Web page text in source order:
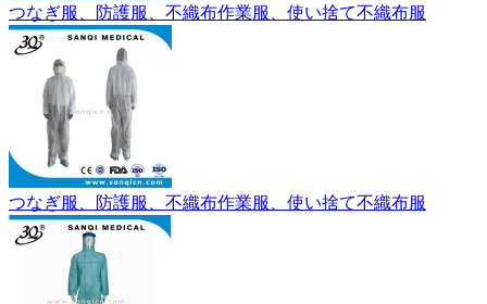
つなぎ服、防護服、不織布作業服、使い捨て不織布服
つなぎ服、防護服、不織布作業服、使い捨て不織布服